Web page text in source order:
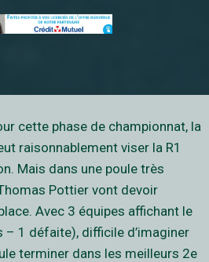
cette phase de championnat, la
raisonnablement viser la R1
Mais dans une poule très
Pottier vont devoir
Avec 3 équipes affichant le
1 défaite), difficile d’imaginer
terminer dans les meilleurs 2e